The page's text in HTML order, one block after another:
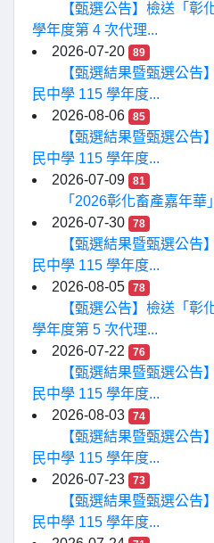
【甄選公告】檢送「彰
學年度第 4 次代理...
2026-07-20
89
【甄選結果暨甄選公告
民中學 115 學年度...
2026-08-06
85
【甄選結果暨甄選公告
民中學 115 學年度...
2026-07-09
81
「2026彰化畜產嘉年
2026-07-30
78
【甄選結果暨甄選公告
民中學 115 學年度...
2026-08-05
78
【甄選公告】檢送「彰
學年度第 5 次代理...
2026-07-22
76
【甄選結果暨甄選公告
民中學 115 學年度...
2026-08-03
74
【甄選結果暨甄選公告
民中學 115 學年度...
2026-07-23
73
【甄選結果暨甄選公告
民中學 115 學年度...